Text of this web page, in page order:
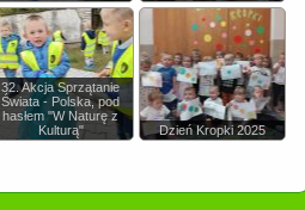
32. Akcja Sprzątanie
Świata - Polska, pod
hasłem "W Naturę z
Kulturą"
Dzień Kropki 2025